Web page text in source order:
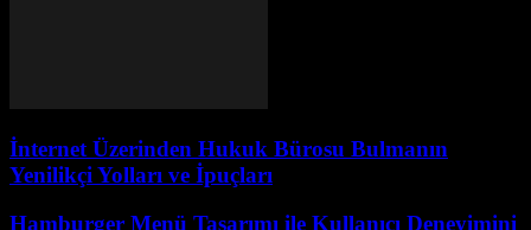
İnternet Üzerinden Hukuk Bürosu Bulmanın
Yenilikçi Yolları ve İpuçları
Hamburger Menü Tasarımı ile Kullanıcı Deneyimini